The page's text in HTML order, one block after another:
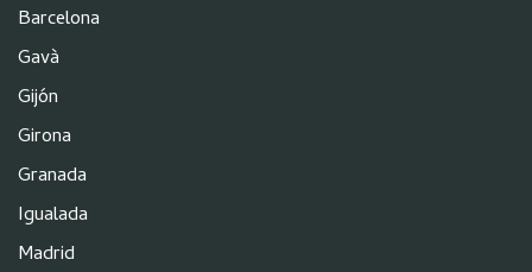
Barcelona
Gavà
Gijón
Girona
Granada
Igualada
Madrid